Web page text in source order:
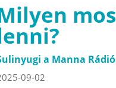
a Manna
09-02